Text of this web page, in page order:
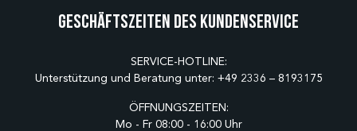
Geschäftszeiten des Kundenservice
SERVICE-HOTLINE:
Unterstützung und Beratung unter: +49 2336 – 8193175
ÖFFNUNGSZEITEN:
Mo - Fr 08:00 - 16:00 Uhr